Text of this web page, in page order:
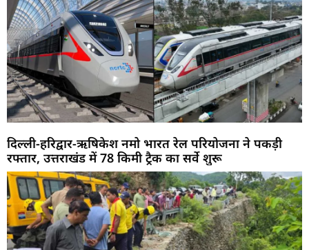
दिल्ली-हरिद्वार-ऋषिकेश नमो भारत रेल परियोजना ने पकड़ी
रफ्तार, उत्तराखंड में 78 किमी ट्रैक का सर्वे शुरू